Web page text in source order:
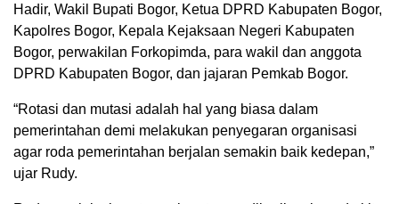
Hadir, Wakil Bupati Bogor, Ketua DPRD Kabupaten Bogor,
Kapolres Bogor, Kepala Kejaksaan Negeri Kabupaten
Bogor, perwakilan Forkopimda, para wakil dan anggota
DPRD Kabupaten Bogor, dan jajaran Pemkab Bogor.
“Rotasi dan mutasi adalah hal yang biasa dalam
pemerintahan demi melakukan penyegaran organisasi
agar roda pemerintahan berjalan semakin baik kedepan,”
ujar Rudy.